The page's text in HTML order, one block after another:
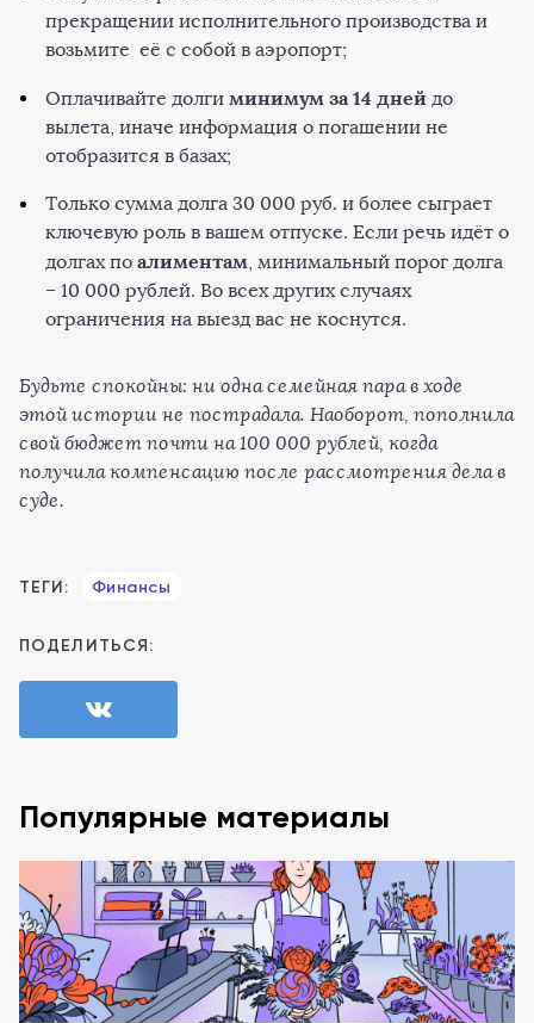
прекращении исполнительного производства и
возьмите её с собой в аэропорт;
Оплачивайте долги минимум за 14 дней до
вылета, иначе информация о погашении не
отобразится в базах;
Только сумма долга 30 000 руб. и более сыграет
ключевую роль в вашем отпуске. Если речь идёт о
долгах по алиментам , минимальный порог долга
– 10 000 рублей. Во всех других случаях
ограничения на выезд вас не коснутся.
Будьте спокойны: ни одна семейная пара в ходе
этой истории не пострадала. Наоборот, пополнила
свой бюджет почти на 100 000 рублей, когда
получила компенсацию после рассмотрения дела в
суде.
ТЕГИ: Финансы
ПОДЕЛИТЬСЯ:
Популярные материалы